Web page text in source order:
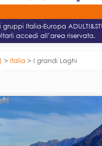
Italia-Europa
accedi all’area riservata.
> Italia > I grandi Laghi